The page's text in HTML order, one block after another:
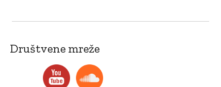
Društvene mreže